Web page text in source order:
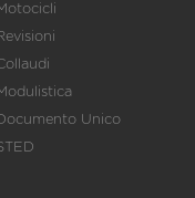
Unico